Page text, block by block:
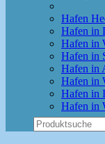
Hafen
Hafen in
Hafen in
Hafen in
Hafen in
Hafen in
Hafen in
Hafen in